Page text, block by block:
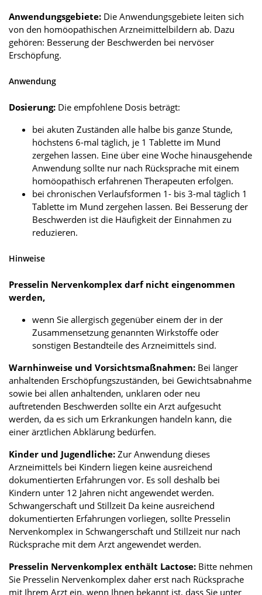
Anwendungsgebiete: Die Anwendungsgebiete leiten sich
von den homöopathischen Arzneimittelbildern ab. Dazu
gehören: Besserung der Beschwerden bei nervöser
Erschöpfung.
Anwendung
Dosierung: Die empfohlene Dosis beträgt:
bei akuten Zuständen alle halbe bis ganze Stunde,
höchstens 6-mal täglich, je 1 Tablette im Mund
zergehen lassen. Eine über eine Woche hinausgehende
Anwendung sollte nur nach Rücksprache mit einem
homöopathisch erfahrenen Therapeuten erfolgen.
bei chronischen Verlaufsformen 1- bis 3-mal täglich 1
Tablette im Mund zergehen lassen. Bei Besserung der
Beschwerden ist die Häufigkeit der Einnahmen zu
reduzieren.
Hinweise
Presselin Nervenkomplex darf nicht eingenommen
werden,
wenn Sie allergisch gegenüber einem der in der
Zusammensetzung genannten Wirkstoffe oder
sonstigen Bestandteile des Arzneimittels sind.
Warnhinweise und Vorsichtsmaßnahmen: Bei länger
anhaltenden Erschöpfungszuständen, bei Gewichtsabnahme
sowie bei allen anhaltenden, unklaren oder neu
auftretenden Beschwerden sollte ein Arzt aufgesucht
werden, da es sich um Erkrankungen handeln kann, die
einer ärztlichen Abklärung bedürfen.
Kinder und Jugendliche: Zur Anwendung dieses
Arzneimittels bei Kindern liegen keine ausreichend
dokumentierten Erfahrungen vor. Es soll deshalb bei
Kindern unter 12 Jahren nicht angewendet werden.
Schwangerschaft und Stillzeit Da keine ausreichend
dokumentierten Erfahrungen vorliegen, sollte Presselin
Nervenkomplex in Schwangerschaft und Stillzeit nur nach
Rücksprache mit dem Arzt angewendet werden.
Presselin Nervenkomplex enthält Lactose: Bitte nehmen
Sie Presselin Nervenkomplex daher erst nach Rücksprache
mit Ihrem Arzt ein, wenn Ihnen bekannt ist, dass Sie unter